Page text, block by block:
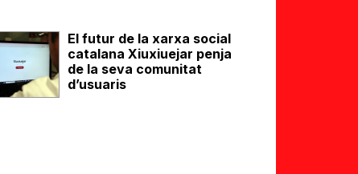
El futur de la xarxa social
catalana Xiuxiuejar penja
de la seva comunitat
d’usuaris